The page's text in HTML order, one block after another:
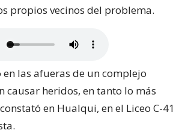
propios vecinos del problema.
en las afueras de un complejo
causar heridos, en tanto lo más
en Hualqui, en el Liceo C-41